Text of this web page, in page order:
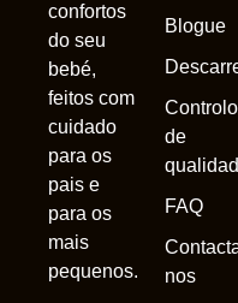
confortos
do seu
bebé,
feitos com
cuidado
para os
pais e
para os
mais
pequenos.
Blogue
Controlo
de
FAQ
nos